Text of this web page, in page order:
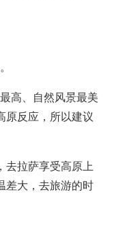
高、自然风景最美
原反应，所以建议
去拉萨享受高原上
差大，去旅游的时